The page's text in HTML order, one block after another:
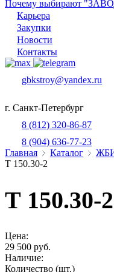
Почему выбирают
Карьера
Закупки
Новости
Контакты
gbkstroy@yandex.ru
г. Санкт-Петербург
8 (812) 320-86-87
8 (904) 636-77-23
Главная
Каталог ЖБИ
Т 150.30-2
Т 150.30-2
Цена:
29 500 руб.
Наличие:
Количество (шт.)